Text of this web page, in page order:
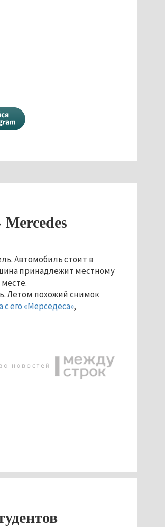
Автомобиль стоит в
принадлежит местному
Летом похожий снимок
с его «Мерседеса»,